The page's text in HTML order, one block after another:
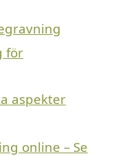
för
aspekter
online – Se